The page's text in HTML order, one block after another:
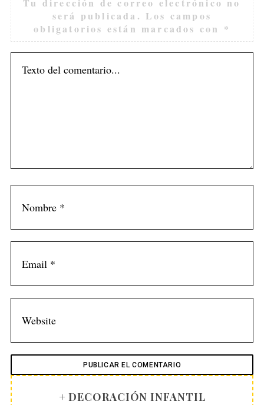
Tu dirección de correo electrónico no
será publicada. Los campos
obligatorios están marcados con *
+ DECORACIÓN INFANTIL